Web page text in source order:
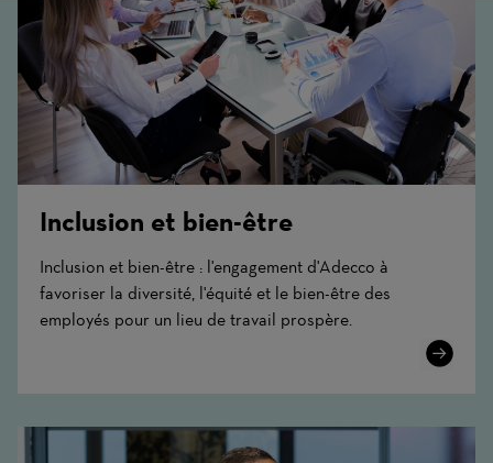
Inclusion et bien-être
Inclusion et bien-être : l'engagement d'Adecco à
favoriser la diversité, l'équité et le bien-être des
employés pour un lieu de travail prospère.
Learn